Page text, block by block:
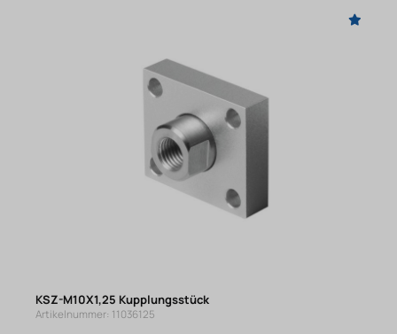
KSZ-M10X1,25 Kupplungsstück
Artikelnummer: 11036125